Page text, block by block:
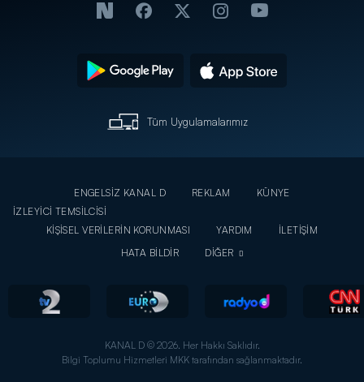
Tüm Uygulamalarımız
ENGELSİZ KANAL D REKLAM
KÜNYE
İZLEYİCİ TEMSİLCİSİ
KİŞİSEL VERİLERİN KORUNMASI
YARDIM
İLETİŞİM
HATA BİLDİR
DİĞER
KANAL D © 2026. Her Hakkı Saklıdır.
Bilgi Toplumu Hizmetleri MKK tarafından sağlanmaktadır.